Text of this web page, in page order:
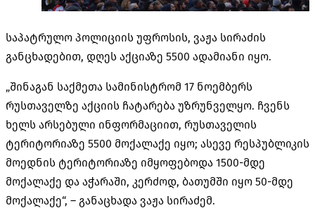
საპატრულო პოლიციის უფროსის, ვაჟა სირაძის
განცხადებით, დღეს აქციაზე 5500 ადამიანი იყო.
„შინაგან საქმეთა სამინისტრომ 17 ნოემბერს
რუსთაველზე აქციის ჩატარება უზრუნველყო. ჩვენს
ხელს არსებული ინფორმაციით, რუსთაველის
ტერიტორიაზე 5500 მოქალაქე იყო; ასევე რესპუბლიკის
მოედნის ტერიტორიაზე იმყოფებოდა 1500-მდე
მოქალაქე და აჭარაში, კერძოდ, ბათუმში იყო 50-მდე
მოქალაქე“, – განაცხადა ვაჟა სირაძემ.